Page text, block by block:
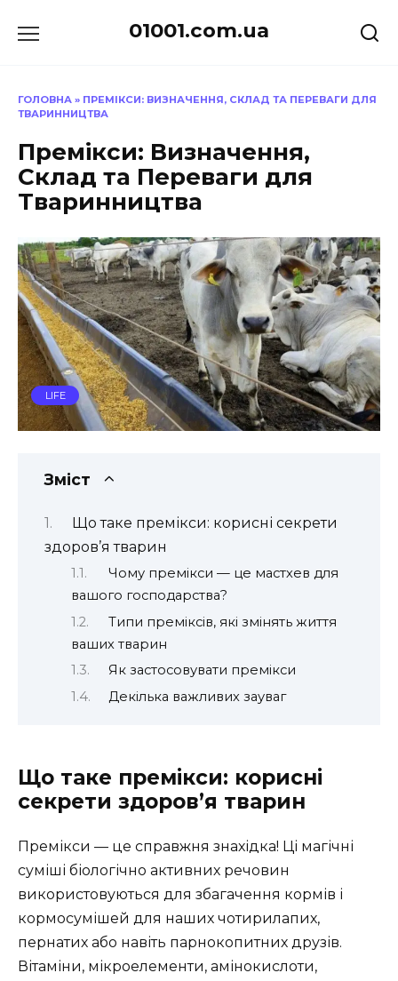
до
01001.com.ua
ГОЛОВНА » ПРЕМІКСИ: ВИЗНАЧЕННЯ, СКЛАД ТА ПЕРЕВАГИ ДЛЯ
ТВАРИННИЦТВА
Премікси: Визначення,
Склад та Переваги для
Тваринництва
LIFE
Зміст
Що таке премікси: корисні секрети
здоров’я тварин
Чому премікси — це мастхев для
вашого господарства?
Типи преміксів, які змінять життя
ваших тварин
Як застосовувати премікси
Декілька важливих зауваг
Що таке премікси: корисні
секрети здоров’я тварин
Премікси — це справжня знахідка! Ці магічні
суміші біологічно активних речовин
використовуються для збагачення кормів і
кормосумішей для наших чотирилапих,
пернатих або навіть парнокопитних друзів.
Вітаміни, мікроелементи, амінокислоти,